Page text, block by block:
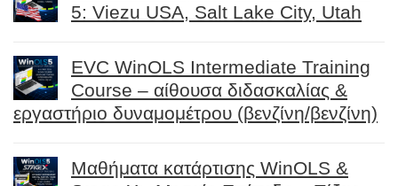
5: Viezu USA, Salt Lake City, Utah
EVC WinOLS Intermediate Training
Course – αίθουσα διδασκαλίας &
εργαστήριο δυναμομέτρου (βενζίνη/βενζίνη)
Μαθήματα κατάρτισης WinOLS &